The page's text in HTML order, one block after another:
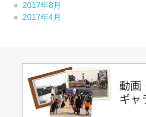
2017年8月
2017年4月